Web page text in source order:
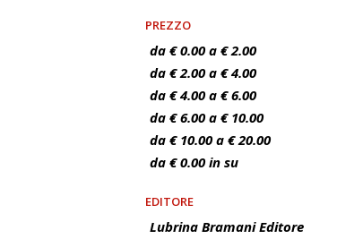
PREZZO
da € 0.00 a € 2.00
da € 2.00 a € 4.00
da € 4.00 a € 6.00
da € 6.00 a € 10.00
da € 10.00 a € 20.00
da € 0.00 in su
EDITORE
Lubrina Bramani Editore